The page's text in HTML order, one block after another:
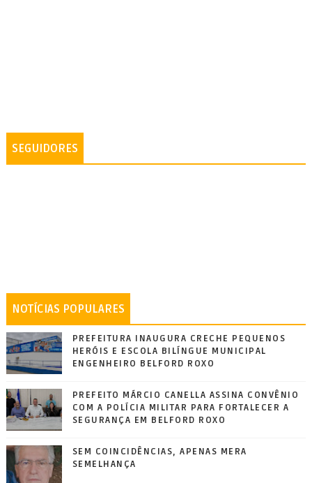
SEGUIDORES
NOTÍCIAS POPULARES
PREFEITURA INAUGURA CRECHE PEQUENOS
HERÓIS E ESCOLA BILÍNGUE MUNICIPAL
ENGENHEIRO BELFORD ROXO
PREFEITO MÁRCIO CANELLA ASSINA CONVÊNIO
COM A POLÍCIA MILITAR PARA FORTALECER A
SEGURANÇA EM BELFORD ROXO
SEM COINCIDÊNCIAS, APENAS MERA
SEMELHANÇA